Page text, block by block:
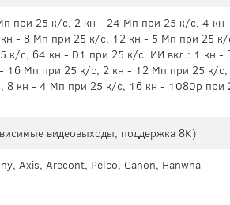
при 25 к/с, 2 кн - 24 Мп при 25 к/с, 4
- 8 Мп при 25 к/с, 12 кн - 5 Мп при 25
к/с, 64 кн - D1 при 25 к/с. ИИ вкл.: 1 кн
16 Мп при 25 к/с, 2 кн - 12 Мп при 25 к/
8 кн - 4 Мп при 25 к/с, 16 кн - 1080p при
видеовыходы, поддержка 8K)
Axis, Arecont, Pelco, Canon, Hanwha